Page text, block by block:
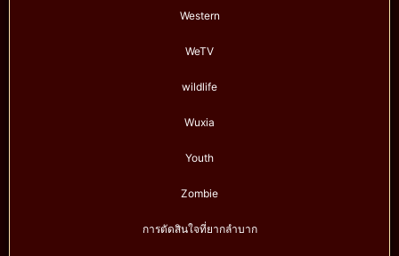
Western
WeTV
wildlife
Wuxia
Youth
Zombie
การตัดสินใจที่ยากลำบาก